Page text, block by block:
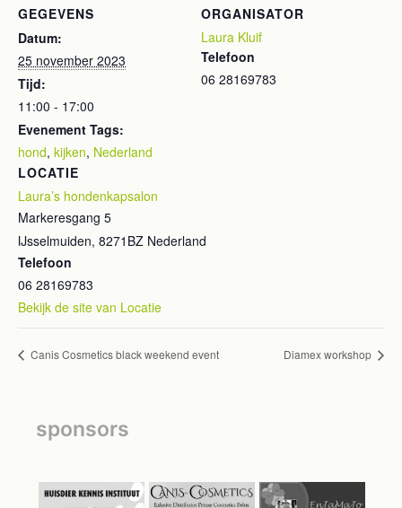
GEGEVENS
Datum:
25 november 2023
Tijd:
11:00 - 17:00
Evenement Tags:
hond, kijken, Nederland
LOCATIE
Laura’s hondenkapsalon
Markeresgang 5
IJsselmuiden, 8271BZ Nederland
Telefoon
06 28169783
Bekijk de site van Locatie
ORGANISATOR
Laura Kluif
Telefoon
06 28169783
Canis Cosmetics black weekend event Diamex workshop
sponsors